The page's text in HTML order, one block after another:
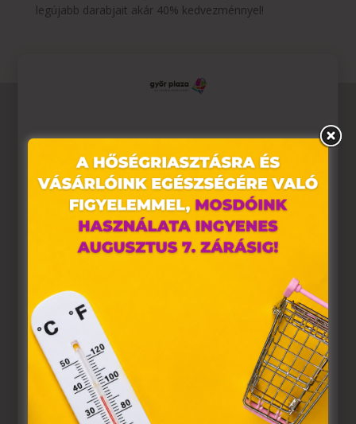
legújabb darabjait akár 40% kedvezménnyel!
Ez az oldal sütiket használ
Weboldalunkon „cookie"-kat (továbbiakban „süti")
alkalmazunk. Ezek olyan fájlok, melyek információt
tárolnak webes böngészőjében. Ehhez az Ön
hozzájárulása szükséges.
A „sütiket" az elektronikus hírközlésről szóló 2003. évi C.
törvény, az elektronikus kereskedelmi szolgáltatások, az
információs társadalommal összefüggő szolgáltatások
egyes kérdéseiről szóló 2001. évi CVIII. törvény, valamint
az Európai Unió előírásainak megfelelően használjuk.
Azon weblapoknak, melyek az Európai Unió országain
belül működnek, a „sütik" használatához, és ezeknek a
felhasználó számítógépén vagy egyéb eszközén történő
tárolásához a felhasználók hozzájárulását kell kérniük.